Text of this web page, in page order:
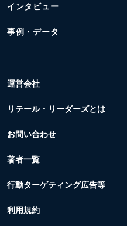
インタビュー
事例・データ
運営会社
リテール・リーダーズとは
お問い合わせ
著者一覧
行動ターゲティング広告等
利用規約